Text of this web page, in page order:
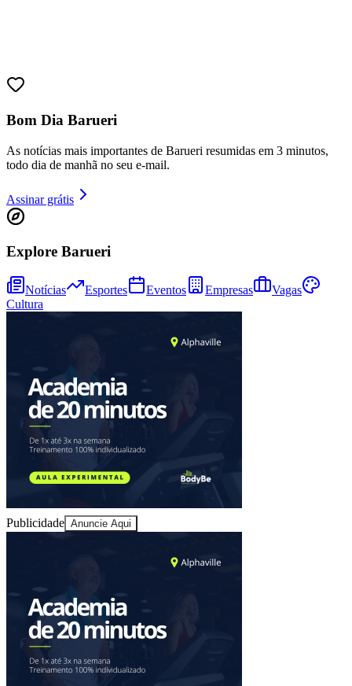
Sport
Bom Dia Barueri
As notícias mais importantes de Barueri resumidas em 3 minutos,
todo dia de manhã no seu e-mail.
Assinar grátis
Explore Barueri
Notícias Esportes Eventos Empresas
Vagas
Cultura
Publicidade Anuncie Aqui